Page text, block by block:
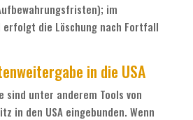
im
die Löschung nach Fortfall
in die USA
sind unter anderem Tools von
in den USA eingebunden. Wenn